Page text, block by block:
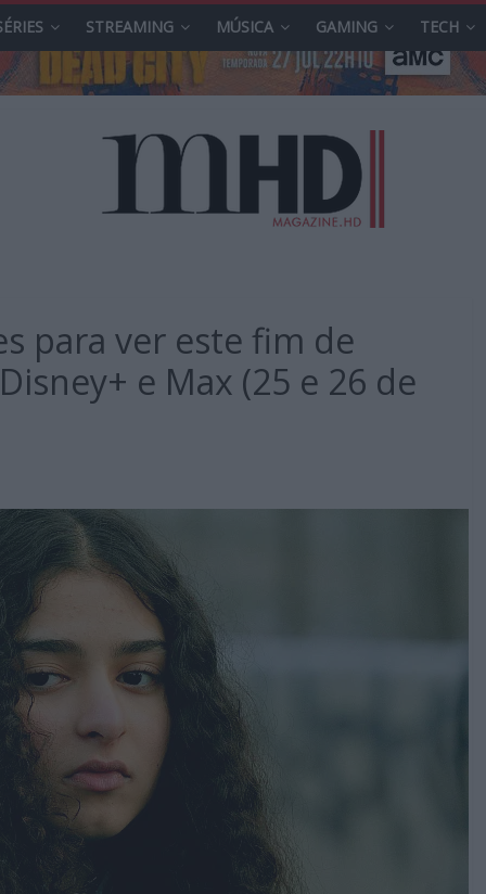
STREAMING MÚSICA GAMING TECH
para ver este fim de
e Max (25 e 26 de